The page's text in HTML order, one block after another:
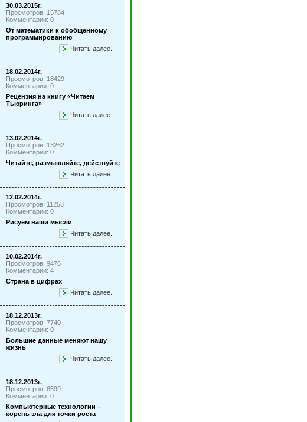
30.03.2015г.
Просмотров: 15784
Комментарии: 0
От математики к обобщенному
программированию
Читать далее...
18.02.2014г.
Просмотров: 18429
Комментарии: 0
Рецензия на книгу «Читаем
Тьюринга»
Читать далее...
13.02.2014г.
Просмотров: 13262
Комментарии: 0
Читайте, размышляйте, действуйте
Читать далее...
12.02.2014г.
Просмотров: 11258
Комментарии: 0
Рисуем наши мысли
Читать далее...
10.02.2014г.
Просмотров: 9476
Комментарии: 4
Страна в цифрах
Читать далее...
18.12.2013г.
Просмотров: 7740
Комментарии: 0
Большие данные меняют нашу
жизнь
Читать далее...
18.12.2013г.
Просмотров: 6599
Комментарии: 0
Компьютерные технологии –
корень зла для точки роста